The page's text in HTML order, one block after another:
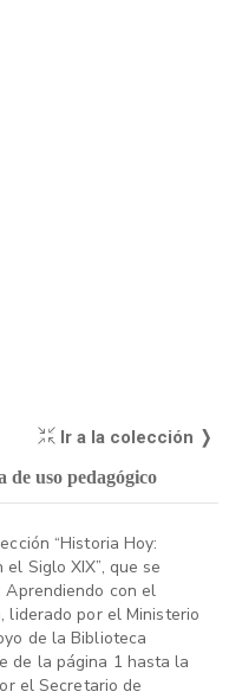
Ir a la colección ❭
de uso pedagógico
“Historia Hoy:
Siglo XIX”, que se
Aprendiendo con el
liderado por el Ministerio
de la Biblioteca
de la página 1 hasta la
el Secretario de